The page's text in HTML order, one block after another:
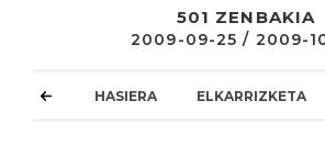
501 ZENBAKIA
2009-09-25 / 2009-
HASIERA ELKARRIZKETA